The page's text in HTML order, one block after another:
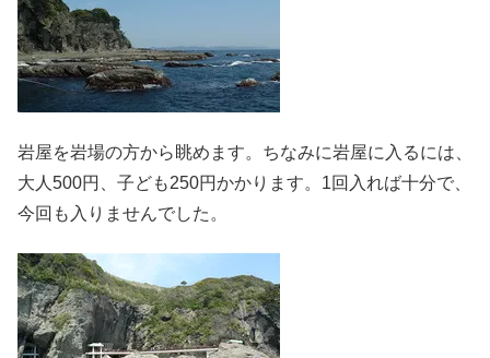
岩屋を岩場の方から眺めます。ちなみに岩屋に入るには、
大人500円、子ども250円かかります。1回入れば十分で、
今回も入りませんでした。